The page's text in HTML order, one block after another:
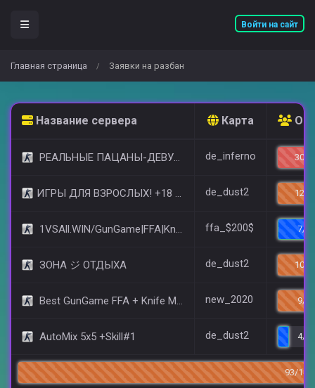
Войти на сайт
Главная страница / Заявки на разбан
Название сервера Карта
РЕАЛЬНЫЕ ПАЦАНЫ-ДЕВУШКИ 18+ [STEAM BONUS] de_inferno 30/
​ИГРЫ ДЛЯ ВЗРОСЛЫХ! +18 © (FREE VIP) de_dust2 12/
1VSAll.WIN/GunGame|FFA|KnIfE MoD ffa_$200$ 7/14
ЗОНА ジ ОТДЫХА de_dust2 10/
Best GunGame FFA + Knife MOD(+18) new_2020 9/15
AutoMix 5x5 +Skill#1 de_dust2 4/20
93/144